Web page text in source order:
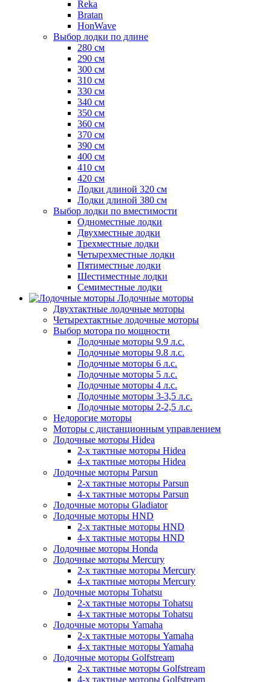
Reka
Bratan
HonWave
Выбор лодки по длине
280 см
290 см
300 см
310 см
330 см
340 см
350 см
360 см
370 см
390 см
400 см
410 см
420 см
Лодки длиной 320 см
Лодки длиной 380 см
Выбор лодки по вместимости
Одноместные лодки
Двухместные лодки
Трехместные лодки
Четырехместные лодки
Пятиместные лодки
Шестиместные лодки
Семиместные лодки
Лодочные моторы
Двухтактные лодочные моторы
Четырехтактные лодочные моторы
Выбор мотора по мощности
Лодочные моторы 9.9 л.с.
Лодочные моторы 9.8 л.с.
Лодочные моторы 6 л.с.
Лодочные моторы 5 л.с.
Лодочные моторы 4 л.с.
Лодочные моторы 3-3,5 л.с.
Лодочные моторы 2-2,5 л.с.
Недорогие моторы
Моторы с дистанционным управлением
Лодочные моторы Hidea
2-х тактные моторы Hidea
4-х тактные моторы Hidea
Лодочные моторы Parsun
2-х тактные моторы Parsun
4-х тактные моторы Parsun
Лодочные моторы Gladiator
Лодочные моторы HND
2-х тактные моторы HND
4-х тактные моторы HND
Лодочные моторы Honda
Лодочные моторы Mercury
2-х тактные моторы Mercury
4-х тактные моторы Mercury
Лодочные моторы Tohatsu
2-х тактные моторы Tohatsu
4-х тактные моторы Tohatsu
Лодочные моторы Yamaha
2-х тактные моторы Yamaha
4-х тактные моторы Yamaha
Лодочные моторы Golfstream
2-х тактные моторы Golfstream
4-х тактные моторы Golfstream